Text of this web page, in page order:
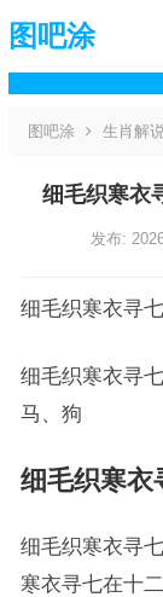
图吧涂
图吧涂 生肖解
细毛织寒衣
发布:
细毛织寒衣寻
细毛织寒衣寻
马、狗
细毛织寒衣
细毛织寒衣寻
寒衣寻七在十